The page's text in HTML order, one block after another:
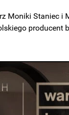
Moniki Staniec i
producent